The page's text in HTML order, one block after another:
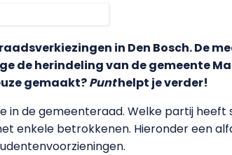
in Den Bosch. De
de herindeling van de gemeente
gemaakt?Punthelpt je verder!
in de gemeenteraad. Welke partij
enkele betrokkenen. Hieronder een